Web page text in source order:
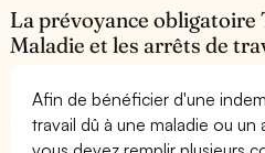
La prévoyance obligatoire
Maladie et les arrêts de
Afin de bénéficier d'une
travail dû à une maladie ou